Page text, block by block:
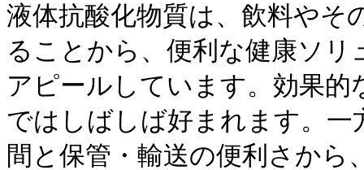
液体抗酸化物質は、飲料やそ
ることから、便利な健康ソ
アピールしています。効果
ではしばしば好まれます。一
間と保管・輸送の便利さか